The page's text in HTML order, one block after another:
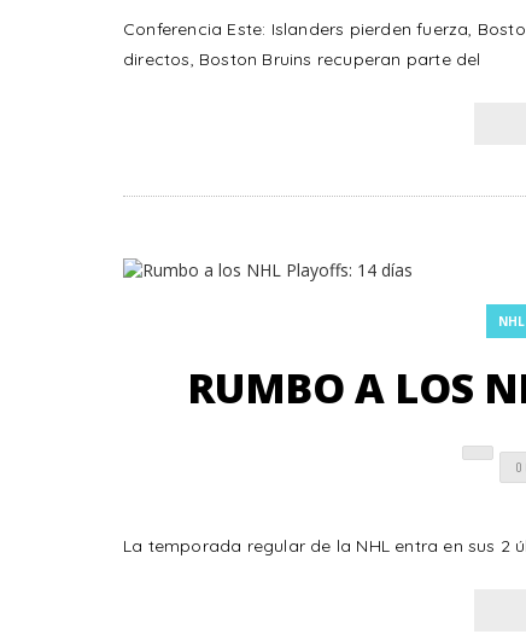
Conferencia Este: Islanders pierden fuerza,
directos, Boston Bruins recuperan parte del
NHL
RUMBO A LOS
0
La temporada regular de la NHL entra en sus 2